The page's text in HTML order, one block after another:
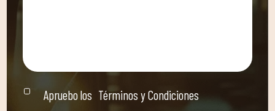
Apruebo los Términos y Condiciones